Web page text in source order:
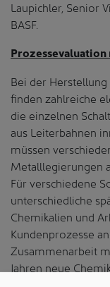
Laupichler, Senior
BASF.
Bei der
finden zahlreiche
die einzelnen
aus Leiterbahnen
müssen
Metalllegierungen
Für verschiedene
unterschiedliche
Chemikalien und
Kundenprozesse
Zusammenarbeit
Jahren neue